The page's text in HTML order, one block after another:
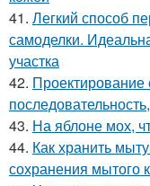
41. Легкий способ
самоделки.
участка
42. Проектирование
43. На яблоне мох,
44. Как хранить
сохранения мытого